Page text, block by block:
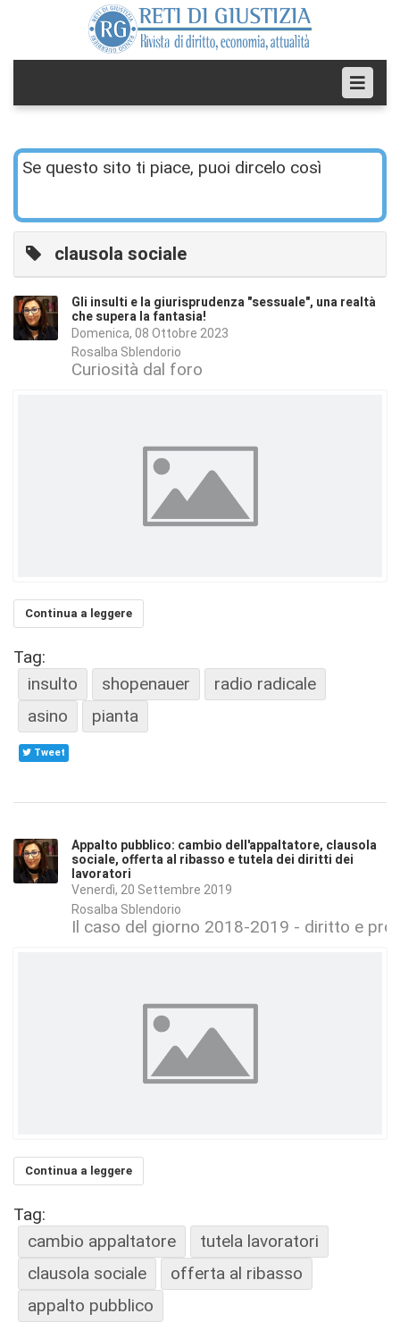
Se questo sito ti piace, puoi dircelo così
clausola sociale
Gli insulti e la giurisprudenza "sessuale", una realtà
che supera la fantasia!
Domenica, 08 Ottobre 2023
Rosalba Sblendorio
Curiosità dal foro
Continua a leggere
Tag:
insulto
shopenauer
radio radicale
asino
pianta
Tweet
Appalto pubblico: cambio dell'appaltatore, clausola
sociale, offerta al ribasso e tutela dei diritti dei
lavoratori
Venerdì, 20 Settembre 2019
Rosalba Sblendorio
Il caso del giorno 2018-2019 - diritto e
Continua a leggere
Tag:
cambio appaltatore
tutela lavoratori
clausola sociale
offerta al ribasso
appalto pubblico